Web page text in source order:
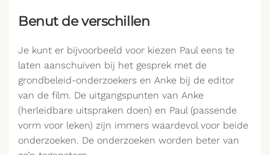
Benut de verschillen
Je kunt er bijvoorbeeld voor kiezen Paul eens te
laten aanschuiven bij het gesprek met de
grondbeleid-onderzoekers en Anke bij de editor
van de film. De uitgangspunten van Anke
(herleidbare uitspraken doen) en Paul (passende
vorm voor leken) zijn immers waardevol voor beide
onderzoeken. De onderzoeken worden beter van